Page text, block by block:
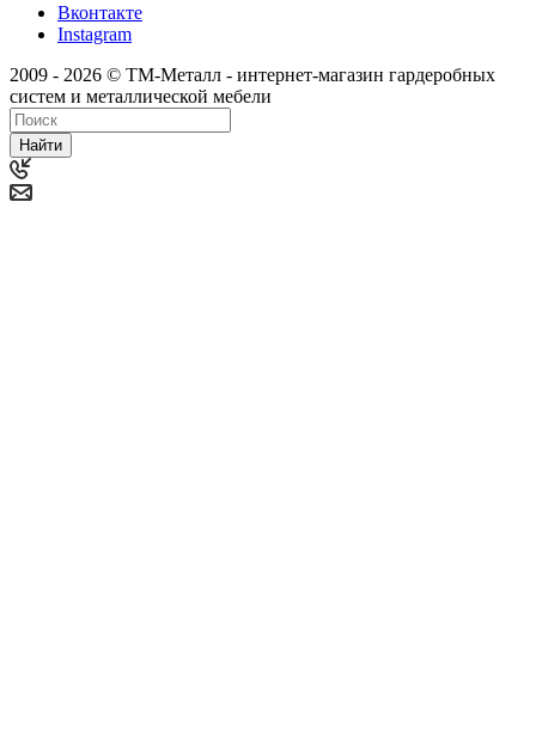
Вконтакте
Instagram
2009 - 2026 © ТМ-Металл - интернет-магазин гардеробных
систем и металлической мебели
Найти